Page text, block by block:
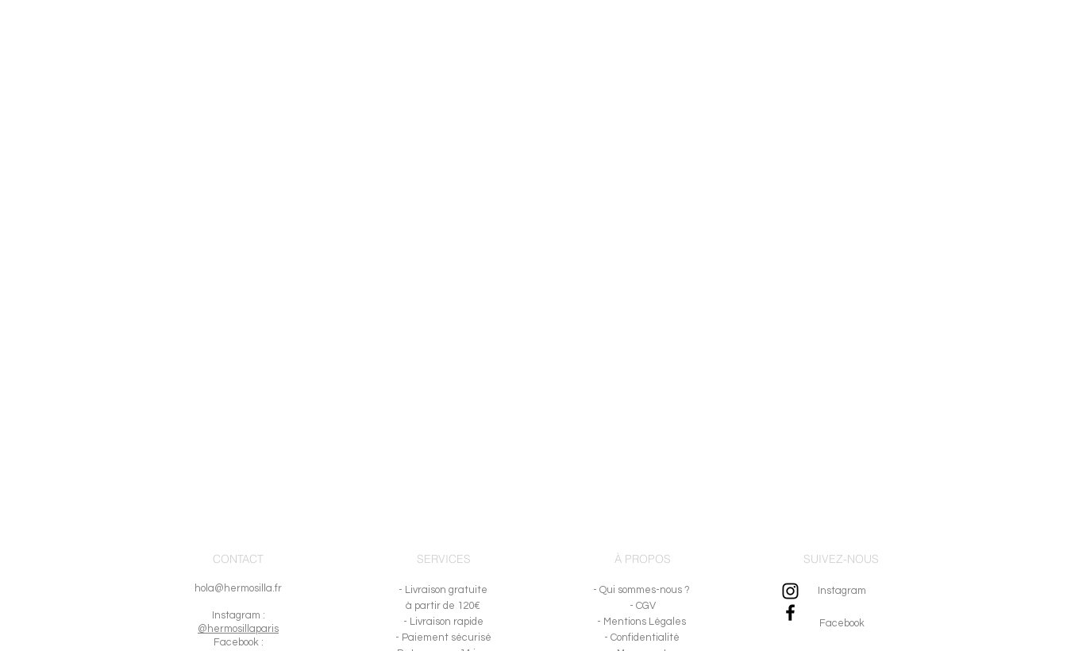
CONTACT
hola@hermosilla.fr
nstagram :
@hermosillaparis
Facebook :
SERVICES
- Livraison gratuite
à partir de 120€
- Livraison rapide
- Paiement sécurisé
À PROPOS
- Qui sommes-nous ?
- CGV
- Mentions Légales
- Confidentialité
SUIVEZ-NOUS
Instagram
Facebook